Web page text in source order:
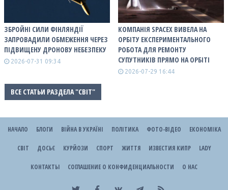
ЗБРОЙНІ СИЛИ ФІНЛЯНДІЇ
ЗАПРОВАДИЛИ ОБМЕЖЕННЯ ЧЕРЕЗ
ПІДВИЩЕНУ ДРОНОВУ НЕБЕЗПЕКУ
2026-07-31 09:34
КОМПАНІЯ SPACEX ВИВЕЛА НА
ОРБІТУ ЕКСПЕРИМЕНТАЛЬНОГО
РОБОТА ДЛЯ РЕМОНТУ
СУПУТНИКІВ ПРЯМО НА ОРБІТІ
2026-07-29 16:44
ВСЕ СТАТЬИ РАЗДЕЛА "СВІТ"
НАЧАЛО БЛОГИ ВІЙНА В УКРАЇНІ ПОЛІТИКА ФОТО-ВІДЕО ЕКОНОМІКА
СВІТ ДОСЬЄ КУРЙОЗИ СПОРТ ЖИТТЯ ИЗВЕСТИЯ КИПР LADY
КОНТАКТЫ СОГЛАШЕНИЕ О КОНФИДЕНЦИАЛЬНОСТИ О НАС